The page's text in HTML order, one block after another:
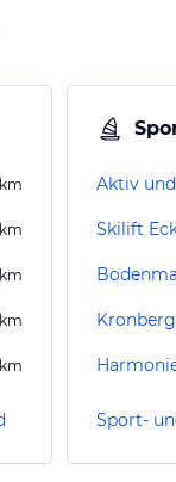
km
km
km
km
km
Aktiv
Skilift